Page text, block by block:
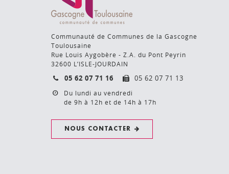
Communauté de Communes de la Gascogne
Toulousaine
Rue Louis Aygobère - Z.A. du Pont Peyrin
32600 L’ISLE-JOURDAIN
05 62 07 71 16 05 62 07 71 13
Du lundi au vendredi
de 9h à 12h et de 14h à 17h
NOUS CONTACTER